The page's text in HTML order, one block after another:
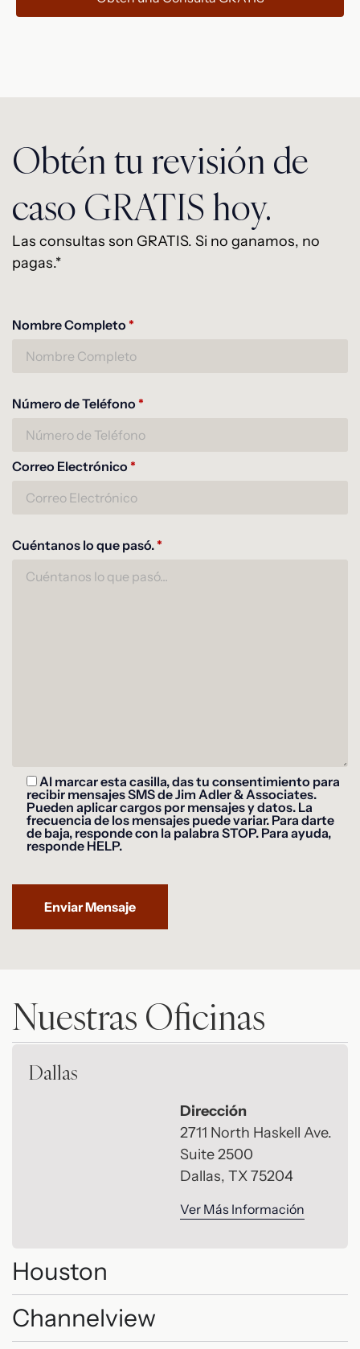
Obtén tu revisión de
caso GRATIS hoy.
Las consultas son GRATIS. Si no ganamos, no
pagas.*
Nombre Completo *
Número de Teléfono *
Correo Electrónico *
Cuéntanos lo que pasó. *
Al marcar esta casilla, das tu consentimiento para
recibir mensajes SMS de Jim Adler & Associates.
Pueden aplicar cargos por mensajes y datos. La
frecuencia de los mensajes puede variar. Para darte
de baja, responde con la palabra STOP. Para ayuda,
responde HELP.
Alternative:
Nuestras Oficinas
Dallas
Dirección
2711 North Haskell Ave.
Suite 2500
Dallas, TX 75204
Ver Más Información
Houston
Channelview